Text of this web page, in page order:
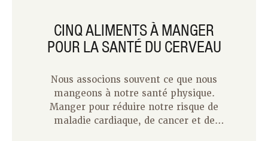
CINQ ALIMENTS À MANGER
POUR LA SANTÉ DU CERVEAU
Nous associons souvent ce que nous
mangeons à notre santé physique.
Manger pour réduire notre risque de
maladie cardiaque, de cancer et de